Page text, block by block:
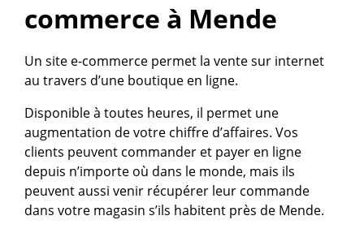
commerce à Mende
Un site e-commerce permet la vente sur internet
au travers d’une boutique en ligne.
Disponible à toutes heures, il permet une
augmentation de votre chiffre d’affaires. Vos
clients peuvent commander et payer en ligne
depuis n’importe où dans le monde, mais ils
peuvent aussi venir récupérer leur commande
dans votre magasin s’ils habitent près de Mende.